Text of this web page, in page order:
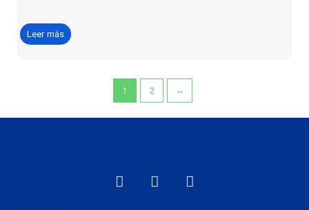
Leer más
1 2 →
F
a
I
n
W
h